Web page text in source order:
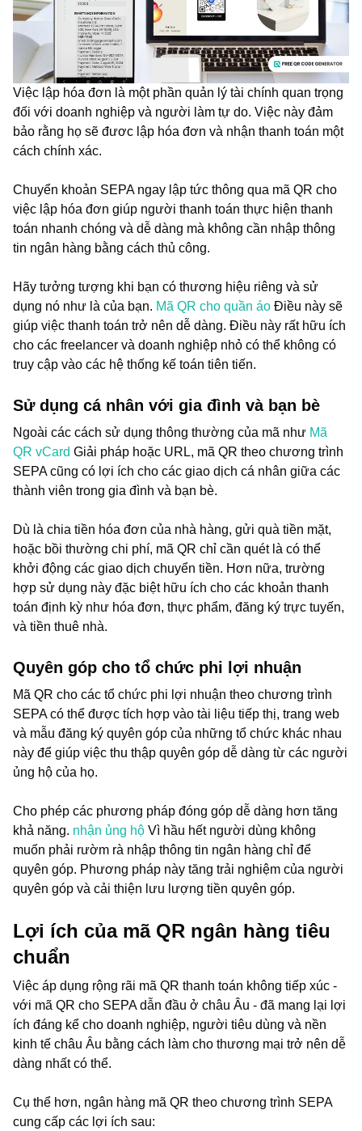
Việc lập hóa đơn là một phần quản lý tài chính quan trọng
đối với doanh nghiệp và người làm tự do. Việc này đảm
bảo rằng họ sẽ đươc lập hóa đơn và nhận thanh toán một
cách chính xác.
Chuyển khoản SEPA ngay lập tức thông qua mã QR cho
việc lập hóa đơn giúp người thanh toán thực hiện thanh
toán nhanh chóng và dễ dàng mà không cần nhập thông
tin ngân hàng bằng cách thủ công.
Hãy tưởng tượng khi bạn có thương hiệu riêng và sử
dụng nó như là của bạn. Mã QR cho quần áo Điều này sẽ
giúp việc thanh toán trở nên dễ dàng. Điều này rất hữu ích
cho các freelancer và doanh nghiệp nhỏ có thể không có
truy cập vào các hệ thống kế toán tiên tiến.
Sử dụng cá nhân với gia đình và bạn bè
Ngoài các cách sử dụng thông thường của mã như Mã
QR vCard Giải pháp hoặc URL, mã QR theo chương trình
SEPA cũng có lợi ích cho các giao dịch cá nhân giữa các
thành viên trong gia đình và bạn bè.
Dù là chia tiền hóa đơn của nhà hàng, gửi quà tiền mặt,
hoặc bồi thường chi phí, mã QR chỉ cần quét là có thể
khởi động các giao dịch chuyển tiền. Hơn nữa, trường
hợp sử dụng này đặc biệt hữu ích cho các khoản thanh
toán định kỳ như hóa đơn, thực phẩm, đăng ký trực tuyến,
và tiền thuê nhà.
Quyên góp cho tổ chức phi lợi nhuận
Mã QR cho các tổ chức phi lợi nhuận theo chương trình
SEPA có thể được tích hợp vào tài liệu tiếp thị, trang web
và mẫu đăng ký quyên góp của những tổ chức khác nhau
này để giúp việc thu thập quyên góp dễ dàng từ các người
ủng hộ của họ.
Cho phép các phương pháp đóng góp dễ dàng hơn tăng
khả năng. nhận ủng hộ Vì hầu hết người dùng không
muốn phải rườm rà nhập thông tin ngân hàng chỉ để
quyên góp. Phương pháp này tăng trải nghiệm của người
quyên góp và cải thiện lưu lượng tiền quyên góp.
Lợi ích của mã QR ngân hàng tiêu
chuẩn
Việc áp dụng rộng rãi mã QR thanh toán không tiếp xúc -
với mã QR cho SEPA dẫn đầu ở châu Âu - đã mang lại lợi
ích đáng kể cho doanh nghiệp, người tiêu dùng và nền
kinh tế châu Âu bằng cách làm cho thương mại trở nên dễ
dàng nhất có thể.
Cụ thể hơn, ngân hàng mã QR theo chương trình SEPA
cung cấp các lợi ích sau: